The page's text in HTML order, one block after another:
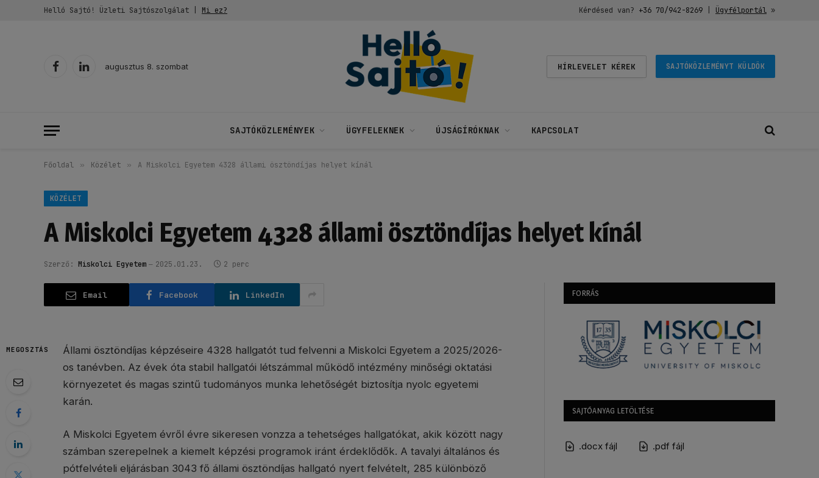
Helló Sajtó! Üzleti Sajtószolgálat | Mi ez? Kérdésed van? +36 70/942-8269| Ügyfélportál»
FacebookLinkedIn
augusztus 8. szombat HÍRLEVELET KÉREK SAJTÓKÖZLEMÉNYT KÜLDÖK
SAJTÓKÖZLEMÉNYEK ÜGYFELEKNEK ÚJSÁGÍRÓKNAK KAPCSOLAT
Főoldal » Közélet » A Miskolci Egyetem 4328 állami ösztöndíjas helyet kínál
KÖZÉLET
A Miskolci Egyetem 4328 állami ösztöndíjas helyet kínál
Szerző: Miskolci Egyetem 2025.01.23. 2 perc
Email Facebook LinkedIn
MEGOSZTÁS
Állami ösztöndíjas képzéseire 4328 hallgatót tud felvenni a Miskolci Egyetem a 2025/2026-
os tanévben. Az évek óta stabil hallgatói létszámmal működő intézmény minőségi oktatási
környezetet és magas szintű tudományos munka lehetőségét biztosítja nyolc egyetemi
karán.
A Miskolci Egyetem évről évre sikeresen vonzza a tehetséges hallgatókat, akik között nagy
számban szerepelnek a kiemelt képzési programok iránt érdeklődők. A tavalyi általános és
pótfelvételi eljárásban 3043 fő állami ösztöndíjas hallgató nyert felvételt, 285 különböző
FORRÁS
SAJTÓANYAG LETÖLTÉSE
.docx fájl .pdf fájl